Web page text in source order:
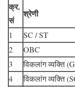
क्र.
सं
श्रेणी
1 SC / ST
2
OBC
3
विकलांग व्यक्ति
4
विकलांग व्यक्ति